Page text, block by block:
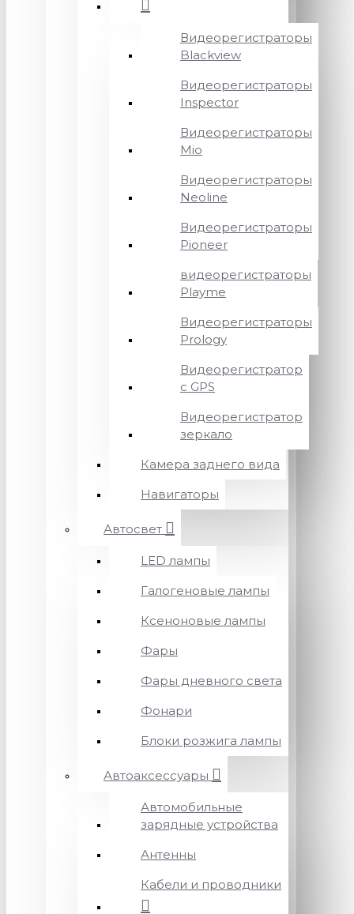
Видеорегистраторы
Blackview
Видеорегистраторы
Inspector
Видеорегистраторы
Mio
Видеорегистраторы
Neoline
Видеорегистраторы
Pioneer
видеорегистраторы
Playme
Видеорегистраторы
Prology
Видеорегистратор
с GPS
Видеорегистратор
зеркало
Камера заднего вида
Навигаторы
Автосвет
LED лампы
Галогеновые лампы
Ксеноновые лампы
Фары
Фары дневного света
Фонари
Блоки розжига лампы
Автоаксессуары
Автомобильные
зарядные устройства
Антенны
Кабели и проводники